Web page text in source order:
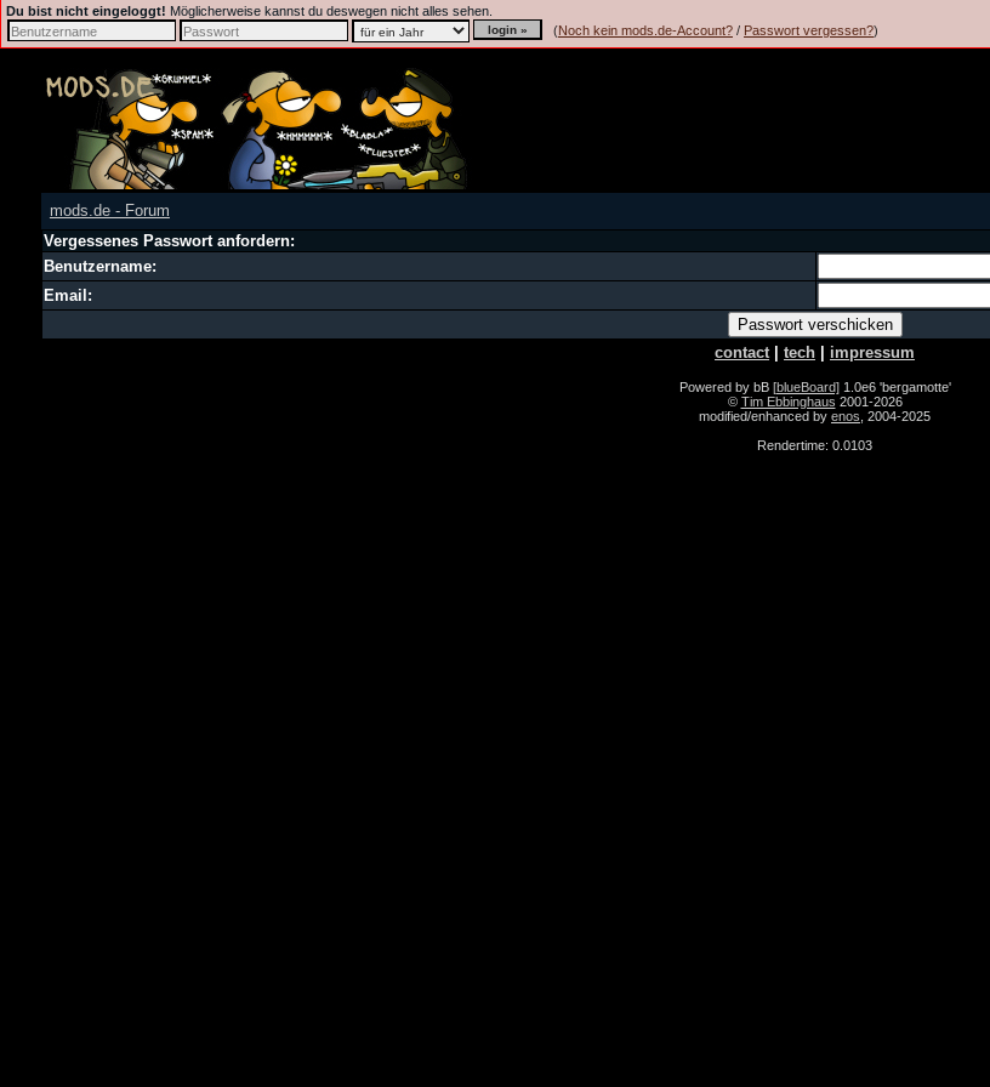
Du bist nicht eingeloggt! Möglicherweise kannst du deswegen nicht alles sehen.
(Noch kein mods.de-Account? / Passwort vergessen?)
mods.de - Forum
Vergessenes Passwort anfordern:
Benutzername:
Email:
contact| tech impressum
Powered by bB [blueBoard] 1.0e6 'bergamotte'
© Tim Ebbinghaus 2001-2026
modified/enhanced by enos , 2004-2025
Rendertime: 0.0103